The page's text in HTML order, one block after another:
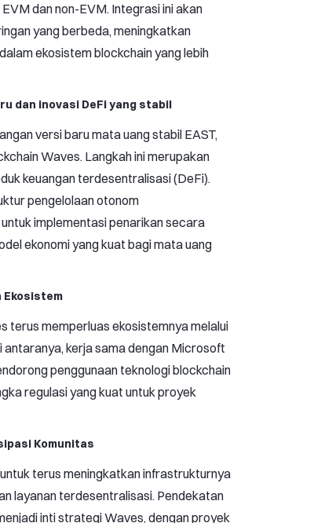
dan non-EVM. Integrasi ini akan
yang berbeda, meningkatkan
ekosistem blockchain yang lebih
dan inovasi DeFi yang stabil
versi baru mata uang stabil EAST,
Waves. Langkah ini merupakan
keuangan terdesentralisasi (DeFi).
pengelolaan otonom
implementasi penarikan secara
ekonomi yang kuat bagi mata uang
Ekosistem
terus memperluas ekosistemnya melalui
kerja sama dengan Microsoft
penggunaan teknologi blockchain
regulasi yang kuat untuk proyek
Komunitas
terus meningkatkan infrastrukturnya
layanan terdesentralisasi. Pendekatan
inti strategi Waves, dengan proyek